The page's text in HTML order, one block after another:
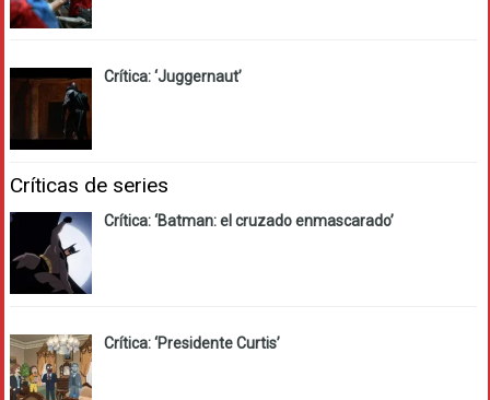
Crítica: ‘Juggernaut’
Críticas de series
Crítica: ‘Batman: el cruzado enmascarado’
Crítica: ‘Presidente Curtis’